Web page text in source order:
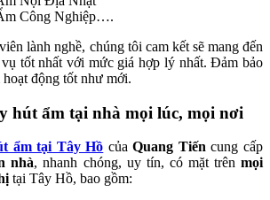
Công Nghiệp….
lành nghề, chúng tôi cam kết sẽ mang đến
tốt nhất với mức giá hợp lý nhất. Đảm bảo
động tốt như mới.
hút ẩm tại nhà mọi lúc, mọi nơi
ẩm tại Tây Hồ củaQuang Tiến cung cấp
nhà, nhanh chóng, uy tín, có mặt trênmọi
tại Tây Hồ, bao gồm: